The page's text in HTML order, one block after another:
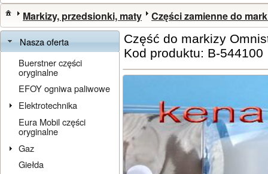
Markizy, przedsionki, maty Części zamienne do
Nasza oferta
Buerstner części
oryginalne
EFOY ogniwa paliwowe
Elektrotechnika
Eura Mobil części
oryginalne
Gaz
Giełda
Część do markizy
Kod produktu: B-544100